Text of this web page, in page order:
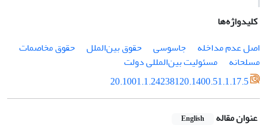
کلیدواژه‌ها
اصل عدم مداخله
جاسوسی حقوق بین‌الملل
حقوق مخاصمات
مسلحانه
مسئولیت بین‌المللی دولت
20.1001.1.24238120.1400.51.1.17.5
عنوان مقاله English